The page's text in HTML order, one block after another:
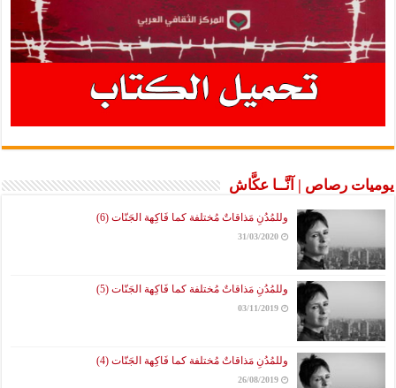
يوميات رصاص | آنَّــا عكَّاش
وللمُدُنِ مَذاقاتٌ مُختلفة كما فَاكِهة الجَنّات (6)
31/03/2020
وللمُدُنِ مَذاقاتٌ مُختلفة كما فَاكِهة الجَنّات (5)
03/11/2019
وللمُدُنِ مَذاقاتٌ مُختلفة كما فَاكِهة الجَنّات (4)
26/08/2019